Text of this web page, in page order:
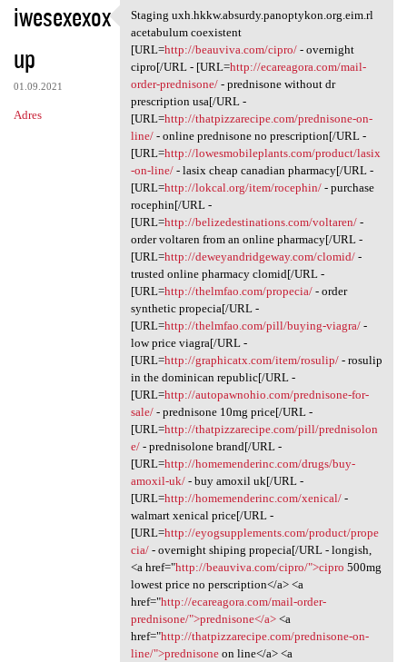
iwesexexox
up
01.09.2021
Adres
Staging uxh.hkkw.absurdy
Staging uxh.hkkw.absurdy.panoptykon.org.eim.rl
acetabulum coexistent
[URL=http://beauviva.com/cipro/- overnight
cipro[/URL - [URL=http://ecareagora.com/mail-
order-prednisone/- prednisone without dr
prescription usa[/URL -
[URL=http://thatpizzarecipe.com/prednisone-on-
line/- online prednisone no prescription[/URL -
[URL=http://lowesmobileplants.com/product/lasix
-on-line/- lasix cheap canadian pharmacy[/URL -
[URL=http://lokcal.org/item/rocephin/- purchase
rocephin[/URL -
[URL=http://belizedestinations.com/voltaren/-
order voltaren from an online pharmacy[/URL -
[URL=http://deweyandridgeway.com/clomid/-
trusted online pharmacy clomid[/URL -
[URL=http://thelmfao.com/propecia/- order
synthetic propecia[/URL -
[URL=http://thelmfao.com/pill/buying-viagra/-
low price viagra[/URL -
[URL=http://graphicatx.com/item/rosulip/- rosulip
in the dominican republic[/URL -
[URL=http://autopawnohio.com/prednisone-for-
sale/- prednisone 10mg price[/URL -
[URL=http://thatpizzarecipe.com/pill/prednisolon
e/- prednisolone brand[/URL -
[URL=http://homemenderinc.com/drugs/buy-
amoxil-uk/- buy amoxil uk[/URL -
[URL=http://homemenderinc.com/xenical/-
walmart xenical price[/URL -
[URL=http://eyogsupplements.com/product/prope
cia/- overnight shiping propecia[/URL - longish,
<a href="http://beauviva.com/cipro/">cipro 500mg
lowest price no perscription</a> <a
href="http://ecareagora.com/mail-order-
prednisone/">prednisone</a><a
href="http://thatpizzarecipe.com/prednisone-on-
line/">prednisoneon line</a> <a